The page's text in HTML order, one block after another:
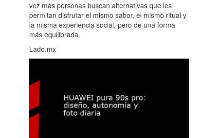
vez más personas buscan alternativas que les
permitan disfrutar el mismo sabor, el mismo ritual y
la misma experiencia social, pero de una forma
más equilibrada.
Lado.mx